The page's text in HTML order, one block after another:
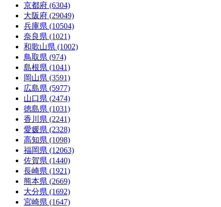
京都府 (6304)
大阪府 (29049)
兵庫県 (10504)
奈良県 (1021)
和歌山県 (1002)
鳥取県 (974)
島根県 (1041)
岡山県 (3591)
広島県 (5977)
山口県 (2474)
徳島県 (1031)
香川県 (2241)
愛媛県 (2328)
高知県 (1098)
福岡県 (12063)
佐賀県 (1440)
長崎県 (1921)
熊本県 (2669)
大分県 (1692)
宮崎県 (1647)